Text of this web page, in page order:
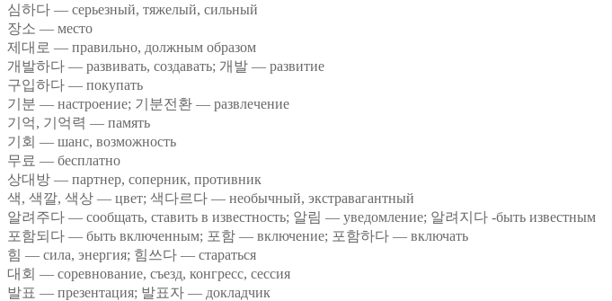
심하다 — серьезный, тяжелый, сильный
장소 — место
제대로 — правильно, должным образом
개발하다 — развивать, создавать; 개발 — развитие
구입하다 — покупать
기분 — настроение; 기분전환 — развлечение
기억, 기억력 — память
기회 — шанс, возможность
무료 — бесплатно
상대방 — партнер, соперник, противник
색, 색깔, 색상 — цвет; 색다르다 — необычный, экстравагантный
알려주다 — сообщать, ставить в известность; 알림 — уведомление; 알려지다 -быть известным
포함되다 — быть включенным; 포함 — включение; 포함하다 — включать
힘 — сила, энергия; 힘쓰다 — стараться
대회 — соревнование, съезд, конгресс, сессия
발표 — презентация; 발표자 — докладчик